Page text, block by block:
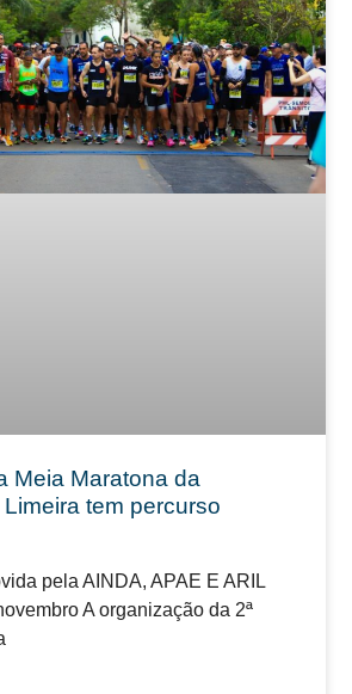
Meia Maratona da
tem percurso
pela AINDA, APAE E ARIL
A organização da 2ª